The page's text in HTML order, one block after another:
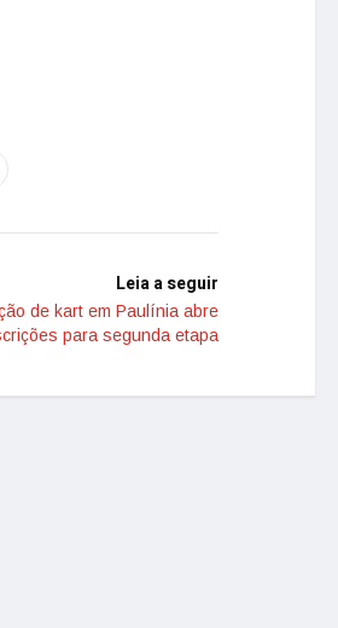
Leia a seguir
de kart em Paulínia abre
para segunda etapa